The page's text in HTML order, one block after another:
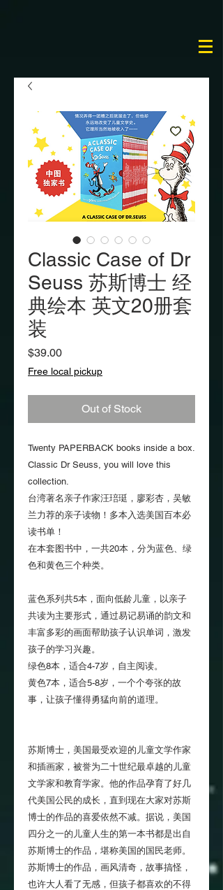
Classic Case of Dr
Seuss 苏斯博士 经
典绘本 英文20册套
装
$39.00Price
Free local pickup
Out of Stock
Twenty PAPERBACK books inside a box.
Classic Dr Seuss, you will love this
collection.
台湾著名亲子作家汪琣珽，廖彩杏，吴敏
兰力荐的亲子读物！多本入选美国百本必
读书单！
在本套图书中，一共20本，分为蓝色、绿
色和黄色三个种类。
蓝色系列共5本，面向低龄儿童，以亲子
共读为主要形式，通过易记易诵的韵文和
丰富多彩的画面帮助孩子认识单词，激发
孩子的学习兴趣。
绿色8本，适合4-7岁，自主阅读。
黄色7本，适合5-8岁，一个个夸张的故
事，让孩子懂得勇猛向前的道理。
苏斯博士，美国最受欢迎的儿童文学作家
和插画家，被誉为二十世纪最卓越的儿童
文学家和教育学家。他的作品孕育了好几
代美国公民的成长，直到现在大家对苏斯
博士的作品的喜爱依然不减。据说，美国
四分之一的儿童人生的第一本书都是出自
苏斯博士的作品，堪称美国的国民老师。
苏斯博士的作品，画风清奇，故事搞怪，
也许大人看了无感，但孩子都喜欢的不得